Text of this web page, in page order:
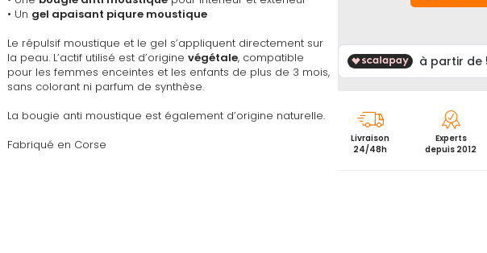
• Un gel apaisant piqure moustique
Le répulsif moustique et le gel s’appliquent directement sur
la peau. L’actif utilisé est d’origine végétale, compatible
pour les femmes enceintes et les enfants de plus de 3 mois,
sans colorant ni parfum de synthèse.
La bougie anti moustique est également d’origine naturelle.
Fabriqué en Corse
Livraison
24/48h
Experts
depuis 2012